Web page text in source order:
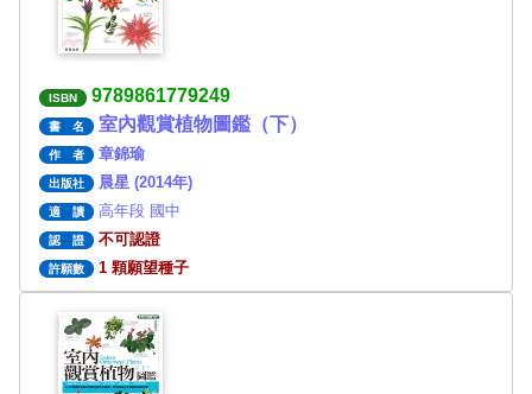
ISBN 9789861779249
書 名 室內觀賞植物圖鑑（下）
作 者 章錦瑜
出版社 晨星 (2014年)
適 讀 高年段 國中
認 證 不可認證
許願數 1 顆願望種子